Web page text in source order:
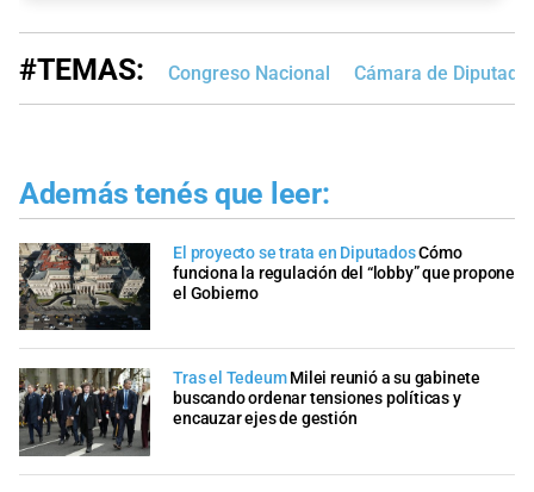
#TEMAS: Congreso Nacional Cámara de
Además tenés que leer:
El proyecto se trata en DiputadosCómo
funciona la regulación del “lobby” que propone
el Gobierno
Tras el Tedeum Milei reunió a su gabinete
buscando ordenar tensiones políticas y
encauzar ejes de gestión